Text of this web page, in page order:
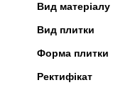
Вид матеріалу
Вид плитки
Форма плитки
Ректифікат